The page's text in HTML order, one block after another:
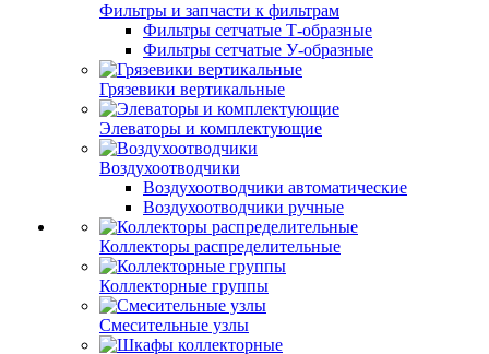
Фильтры и запчасти к фильтрам
Фильтры сетчатые Т-образные
Фильтры сетчатые У-образные
Грязевики вертикальные
Элеваторы и комплектующие
Воздухоотводчики
Воздухоотводчики автоматические
Воздухоотводчики ручные
Коллекторы распределительные
Коллекторные группы
Смесительные узлы